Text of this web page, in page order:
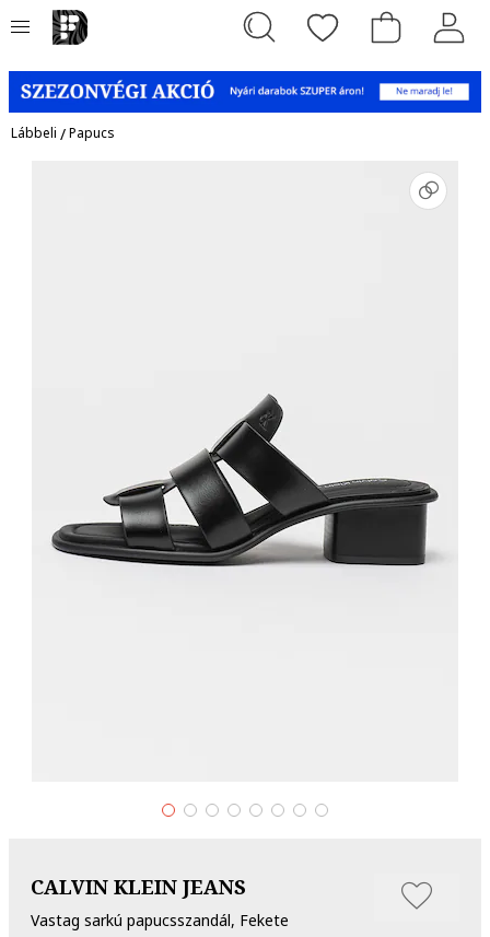
Lábbeli /Papucs
CALVIN KLEIN JEANS
Vastag sarkú papucsszandál, Fekete